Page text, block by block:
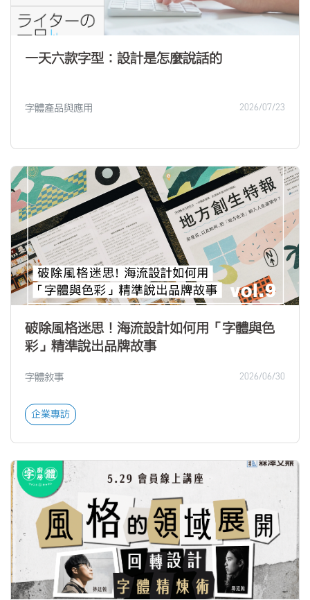
一天六款字型：設計是怎麼說話的
字體產品與應用 2026/07/23
破除風格迷思！海流設計如何用「字體與色
彩」精準說出品牌故事
字體敘事 2026/06/30
企業專訪